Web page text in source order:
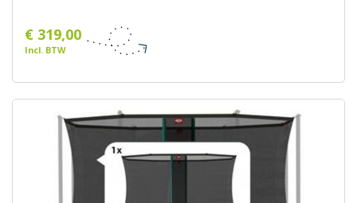
€ 319,00
Incl. BTW